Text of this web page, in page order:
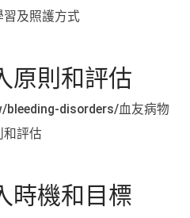
及照護方式
原則和評估
disorders/血友病物
評估
時機和目標